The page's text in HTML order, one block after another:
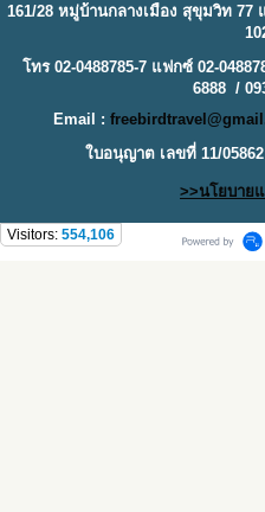
161/28 หมู่บ้านกลางเมือง สุขุมวิท 77
โทร 02-0488785-7 แฟกซ์ 02-
6888 /
Email :
ใบอนุญาต เลขที่ 11/05862
>>นโยบาย
Visitors: 554,106